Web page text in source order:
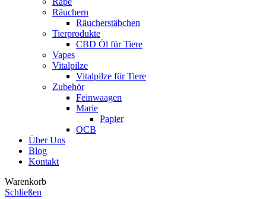
Räuchern
Räucherstäbchen
Tierprodukte
CBD Öl für Tiere
Vapes
Vitalpilze
Vitalpilze für Tiere
Zubehör
Feinwaagen
Marie
Papier
OCB
Über Uns
Blog
Kontakt
Warenkorb
Schließen